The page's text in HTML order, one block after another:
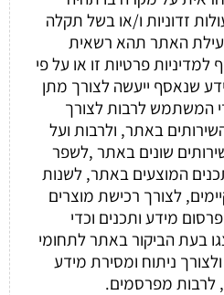
זדוניות ו/או בשל תקלה
האתר תהא רשאית
פרטיות זו או על פי
שנאסף ייעשה לצורך מתן
המשתמש לרבות לצורך
באתר, ולרבות ועל
שונים באתר ,לשפר
המוצעים באתר, לשנות
לצורך רכישת מוצרים
מידע ותכנים וכדי
בעת הביקור באתר לתחומי
ניתוח ומסירת מידע
לרבות מפרסמים.